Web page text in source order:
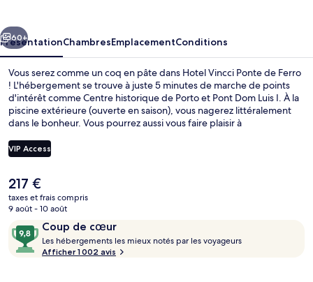
Ferro
Suivant
60+
PrésentationChambresEmplacementConditions
Vous serez comme un coq en pâte dans Hotel Vincci Ponte de Ferro
! L'hébergement se trouve à juste 5 minutes de marche de points
d'intérêt comme Centre historique de Porto et Pont Dom Luis I. À la
piscine extérieure (ouverte en saison), vous nagerez littéralement
dans le bonheur. Vous pourrez aussi vous faire plaisir à
grand renfort de spécialités Cuisine méditerranéenne. Parmi les
avantages offerts par cet hébergement : un bar en bord de piscine,
attentionné et la présentation générale remportent un franc succès
auprès des autres voyageurs. Quelques minutes de marche
seulement séparent l'hébergement des transports publics : Station
de métro Jardim do Morro est accessible en quelques foulées et
Arrêt Ribeira se situe à 8 min à pied.
VIP Access
Le
prix
actuel
de
217 €.
217 €
taxes et frais compris
9 août - 10 août
Avis
voyageurs
Coup de cœur
9,8
sur
10,
Les hébergements les mieux notés par les voyageurs
Afficher 1 002 avis